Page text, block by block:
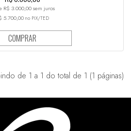
R$ 3.000,00 sem juros
5.700,00 no PIX/TED
COMPRAR
de 1 a 1 do total de 1 (1 páginas)